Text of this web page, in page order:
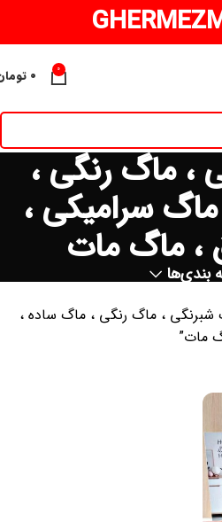
0 ۰
، ماگ رنگی ،
سرامیکی ،
، ماگ مات
بندی‌ها
، ماگ رنگی ، ماگ ساده ،
مات”